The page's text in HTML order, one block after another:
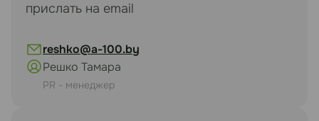
прислать на email
reshko@a-100.by
Решко Тамара
PR - менеджер